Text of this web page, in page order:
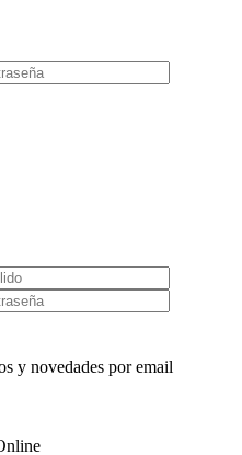
y novedades por email